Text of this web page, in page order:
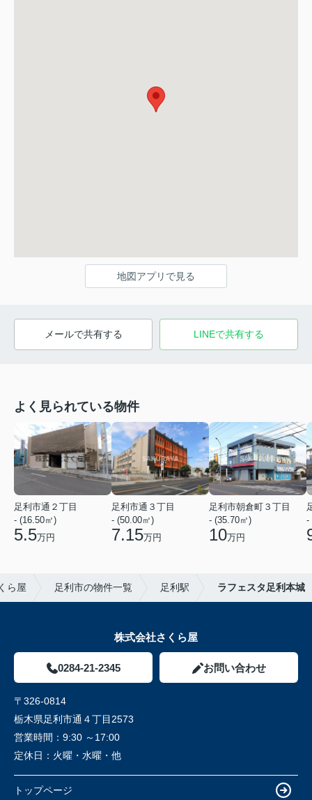
地図アプリで見る
メールで共有する LINEで共有する
よく見られている物件
足利市通２丁目
- (16.50㎡)
5.5万円
足利市通３丁目
- (50.00㎡)
7.15万円
足利市朝倉町３丁目
- (35.70㎡)
10万円
-
ら屋 足利市の物件一覧 足利駅 ラフェスタ足利本城
株式会社さくら屋
0284-21-2345 お問い合わせ
〒326-0814
栃木県足利市通４丁目2573
営業時間： 9:30 ～17:00
定休日： 火曜・水曜・他
トップページ